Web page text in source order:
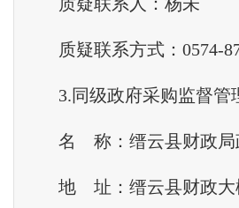
质疑联系方式：0574-
3.同级政府采购监督管
名 称：缙云县财政局
地 址：缙云县财政大